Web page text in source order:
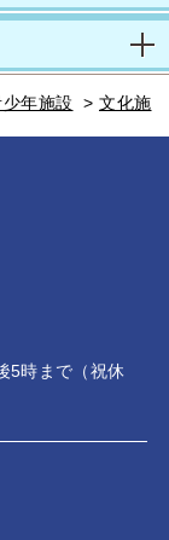
年施設 > 文化施
5時まで（祝休